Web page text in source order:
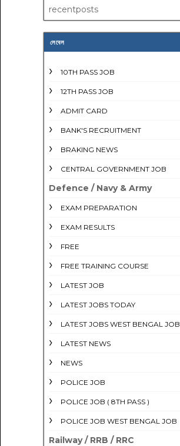
recentposts
লেবেল
10TH PASS JOB
12TH PASS JOB
ADMIT CARD
BANK'S RECRUITMENT
BRAKING NEWS
CENTRAL GOVERNMENT JOB
Defence / Navy & Army
EXAM PREPARATION
EXAM RESULTS
FREE
FREE TRAINING COURSE
LATEST JOB
LATEST JOBS TODAY
LATEST JOBS WEST BENGAL JOB
LATEST NEWS
NEWS
POLICE JOB
POLICE JOB ( 8TH PASS )
POLICE JOB WEST BENGAL JOB
Railway / RRB / RRC